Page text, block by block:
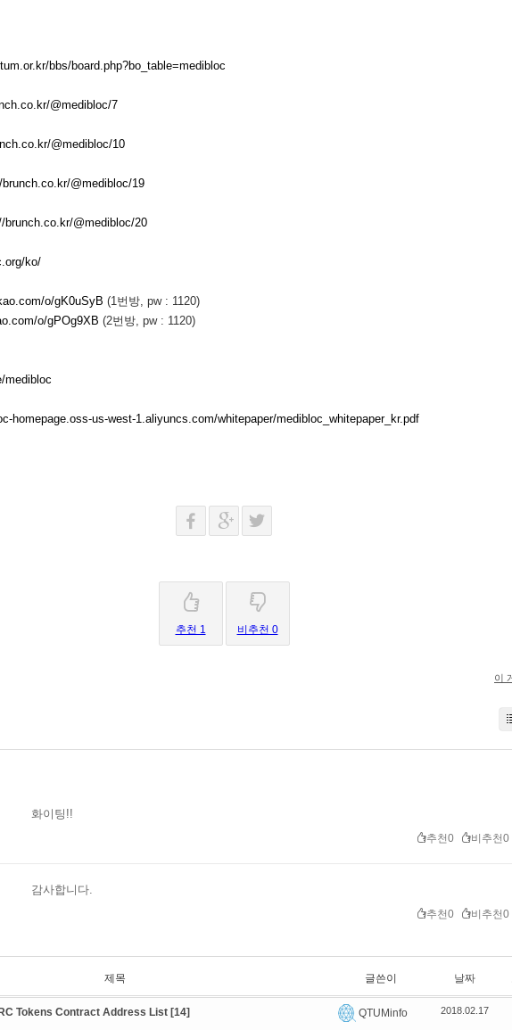
bbs/board.php?bo_table=medibloc
@medibloc/7
@medibloc/10
brunch.co.kr/@medibloc/19
brunch.co.kr/@medibloc/20
ko/
o/gK0uSyB (1번방, pw : 1120)
o/gPOg9XB (2번방, pw : 1120)
medibloc
homepage.oss-us-west-1.aliyuncs.com/whitepaper/medibloc_whitepaper_kr.pdf
추천 1 비추천 0
이
화이팅!!
추천0 비추천0
감사합니다.
추천0 비추천0
제목 글쓴이 날짜
Tokens Contract Address List [14] QTUMinfo 2018.02.17